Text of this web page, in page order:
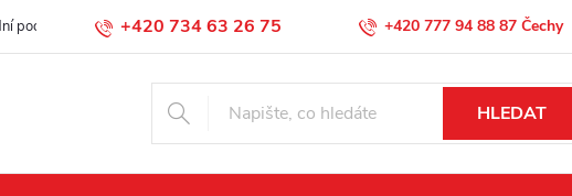
+420 734 63 26 75
podmínky Podmínky ochrany osobních údajů +420 777 94 88 87
HLEDAT